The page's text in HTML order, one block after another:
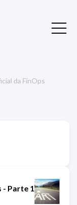
da FinOps
- Parte 1